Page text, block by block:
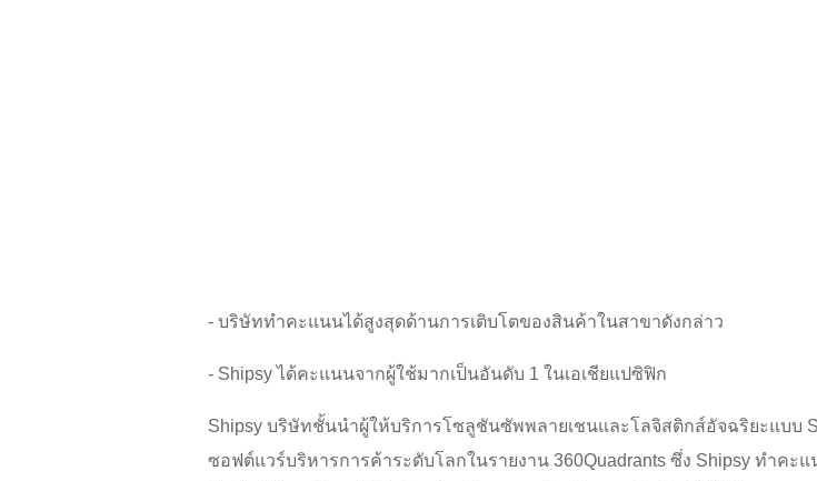
- บริษัททำคะแนนได้สูงสุดด้านการเติบโตของสินค้าในสาขาดังกล่าว
- Shipsy ได้คะแนนจากผู้ใช้มากเป็นอันดับ 1 ในเอเชียแปซิฟิก
Shipsy บริษัทชั้นนำผู้ให้บริการโซลูชันซัพพลายเชนและโลจิสติกส์อัจฉริยะแบบ
ซอฟต์แวร์บริหารการค้าระดับโลกในรายงาน 360Quadrants ซึ่ง Shipsy ทำค